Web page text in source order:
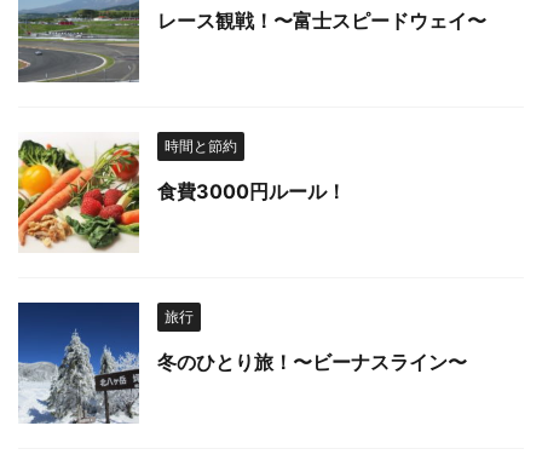
レース観戦！〜富士スピードウェイ〜
時間と節約
食費3000円ルール！
旅行
冬のひとり旅！〜ビーナスライン〜